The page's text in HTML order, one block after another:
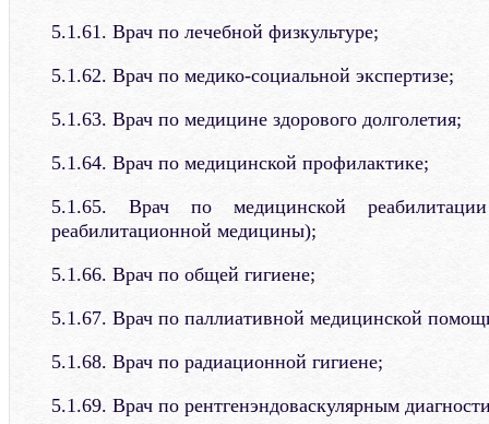
5.1.61. Врач по лечебной физкультуре;
5.1.62. Врач по медико-социальной экспертизе;
5.1.63. Врач по медицине здорового долголетия;
5.1.64. Врач по медицинской профилактике;
5.1.65. Врач по медицинской
реабилитационной медицины);
5.1.66. Врач по общей гигиене;
5.1.67. Врач по паллиативной медицинской
5.1.68. Врач по радиационной гигиене;
5.1.69. Врач по рентгенэндоваскулярным